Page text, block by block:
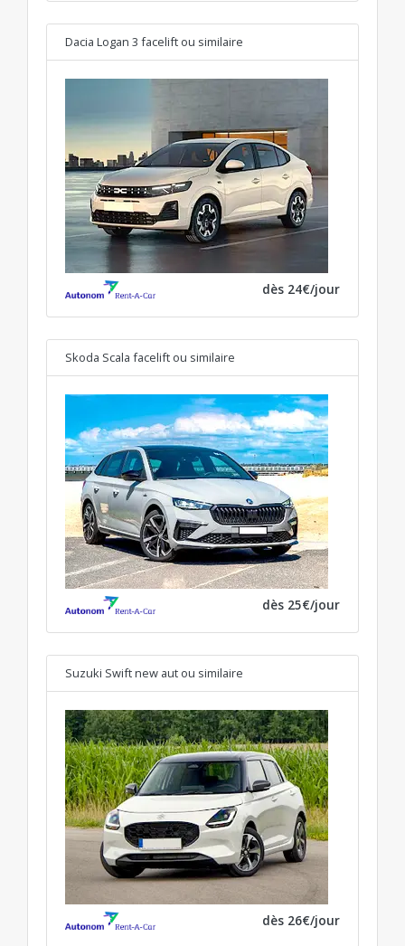
Dacia Logan 3 facelift ou similaire
dès 24€/jour
Skoda Scala facelift ou similaire
dès 25€/jour
Suzuki Swift new aut ou similaire
dès 26€/jour